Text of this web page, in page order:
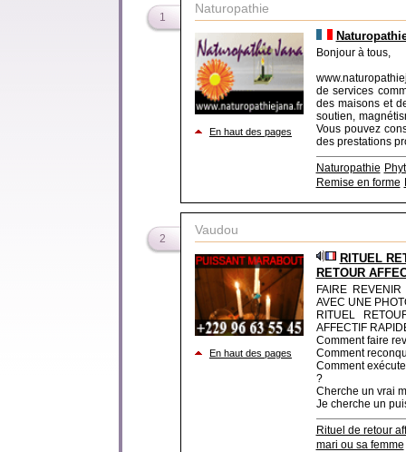
1
Naturopathie
En haut des pages
Bonjour à tous,
de services
des maisons et
soutien,
Vous pouvez
des prestations
Naturopathie
Remise en forme
2
Vaudou
En haut des pages
RITUEL
RETOUR
FAIRE
AVEC UNE
RITUEL
AFFECTIF
Comment faire
Comment
Comment
?
Cherche un vrai
Je cherche un
Rituel de retour
mari ou sa femme